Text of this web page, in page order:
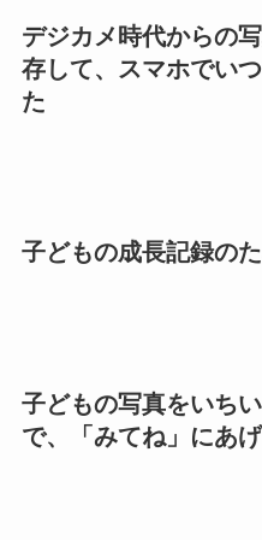
デジカメ時代からの
存して、スマホでい
た
子どもの成長記録の
子どもの写真をいち
で、「みてね」にあ